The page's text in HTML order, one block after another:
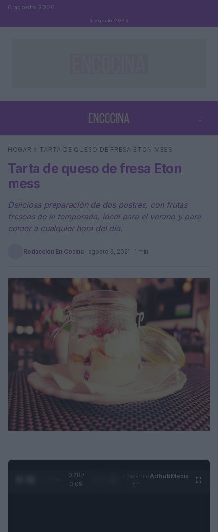
Saltar al contenido
6 agosto 2026
6 agosto 2026
⌕
Buscar
HOGAR » TARTA DE QUESO DE FRESA ETON MESS
Tarta de queso de fresa Eton
mess
Deliciosa preparación de dos postres, con frutas
frescas de la temporada, ideal para el verano y para
comer a cualquier hora del día.
Redacción En Cocina · agosto 3, 2021 · 1 min
0:28 /
3:09
AdhubMedia